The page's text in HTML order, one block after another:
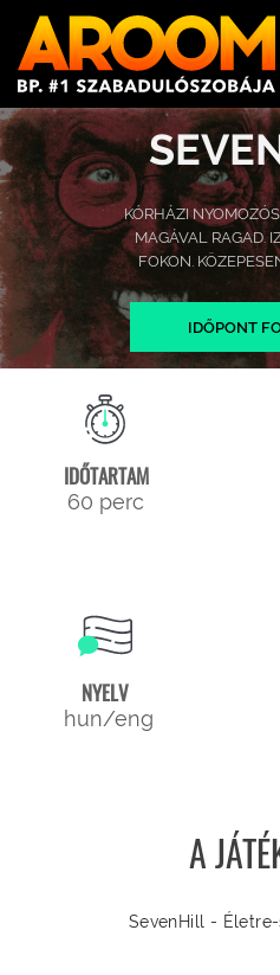
KÓRHÁZI
MAGÁVAL RAGAD.
FOKON.
IDŐPONT
A
SevenHill -
IDŐTARTAM
60 perc
NYELV
hun/eng